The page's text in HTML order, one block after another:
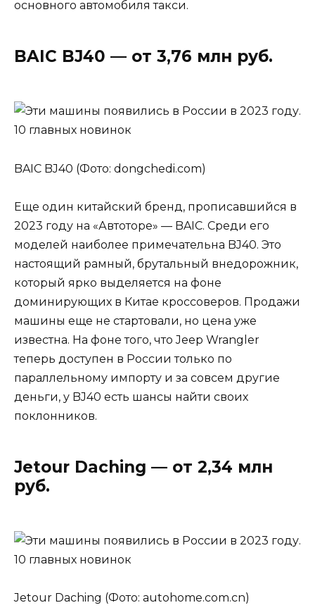
основного автомобиля такси.
BAIC BJ40 — от 3,76 млн руб.
BAIC BJ40 (Фото: dongchedi.com)
Еще один китайский бренд, прописавшийся в
2023 году на «Автоторе» — BAIC. Среди его
моделей наиболее примечательна BJ40. Это
настоящий рамный, брутальный внедорожник,
который ярко выделяется на фоне
доминирующих в Китае кроссоверов. Продажи
машины еще не стартовали, но цена уже
известна. На фоне того, что Jeep Wrangler
теперь доступен в России только по
параллельному импорту и за совсем другие
деньги, у BJ40 есть шансы найти своих
поклонников.
Jetour Daching — от 2,34 млн
руб.
Jetour Daching (Фото: autohome.com.cn)